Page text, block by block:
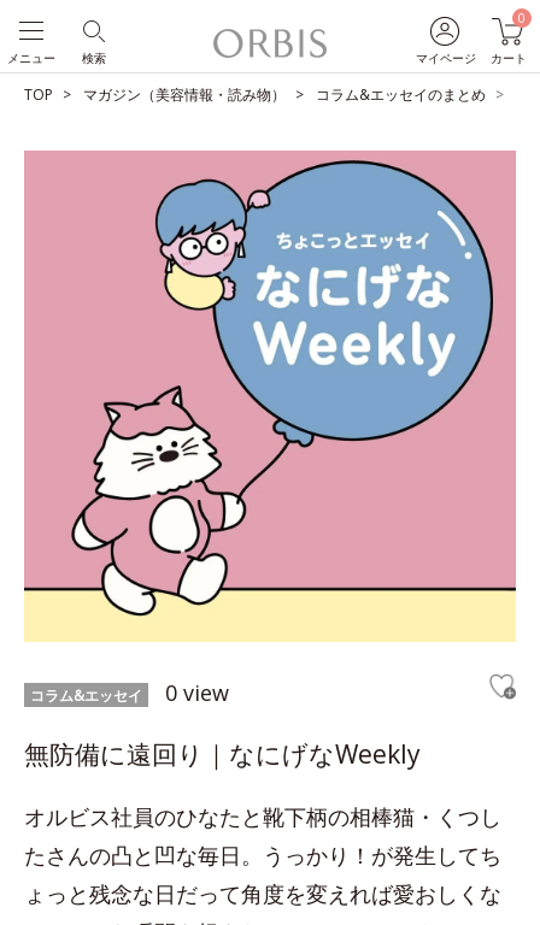
マイページ
0
カート
検索
メニュー
TOP マガジン（美容情報・読み物） コラム&エッセイのまとめ
コラム&エッセイ 0 view
無防備に遠回り｜なにげなWeekly
オルビス社員のひなたと靴下柄の相棒猫・くつし
たさんの凸と凹な毎日。うっかり！が発生してち
ょっと残念な日だって角度を変えれば愛おしくな